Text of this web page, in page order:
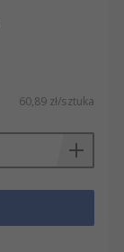
60,89 zł/sztuka